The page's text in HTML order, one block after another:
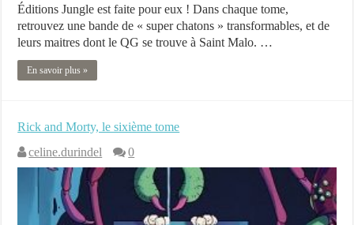
Éditions Jungle est faite pour eux ! Dans chaque tome,
retrouvez une bande de « super chatons » transformables, et de
leurs maitres dont le QG se trouve à Saint Malo. …
En savoir plus »
Rick and Morty, le sixième tome
celine.durindel
0